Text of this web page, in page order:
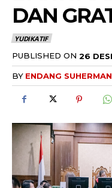
DAN
YUDIKATIF
PUBLISHED ON 26
BY ENDANG SUHERMAN